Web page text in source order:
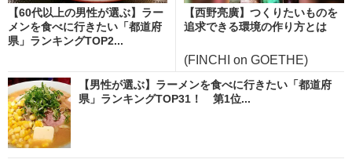
【60代以上の男性が選ぶ】ラー
メンを食べに行きたい「都道府
県」ランキングTOP2...
【西野亮廣】つくりたいものを
追求できる環境の作り方とは
(FINCHI on GOETHE)
【男性が選ぶ】ラーメンを食べに行きたい「都道府
県」ランキングTOP31！ 第1位...